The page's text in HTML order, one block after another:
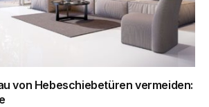
von Hebeschiebetüren vermeiden: